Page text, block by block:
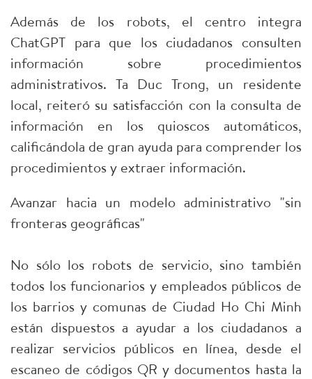
Además de los robots, el centro integra
ChatGPT para que los ciudadanos consulten
información sobre procedimientos
administrativos. Ta Duc Trong, un residente
local, reiteró su satisfacción con la consulta de
información en los quioscos automáticos,
calificándola de gran ayuda para comprender los
procedimientos y extraer información.
Avanzar hacia un modelo administrativo "sin
fronteras geográficas"
No sólo los robots de servicio, sino también
todos los funcionarios y empleados públicos de
los barrios y comunas de Ciudad Ho Chi Minh
están dispuestos a ayudar a los ciudadanos a
realizar servicios públicos en línea, desde el
escaneo de códigos QR y documentos hasta la